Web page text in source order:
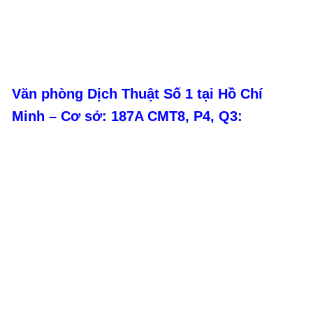
Văn phòng Dịch Thuật Số 1 tại Hồ Chí
Minh – Cơ sở: 187A CMT8, P4, Q3: